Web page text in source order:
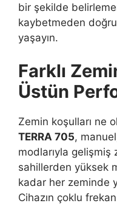
bir şekilde
kaybetmeden
yaşayın.
Farklı
Üstün
Zemin koşulları ne
TERRA 705,
modlarıyla gelişmiş
sahillerden yüksek
kadar her zeminde
Cihazın çoklu